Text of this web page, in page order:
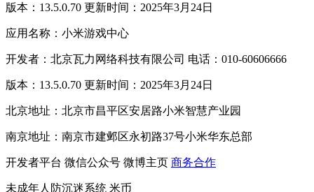
版本：13.5.0.70 更新时间：2025年3月24日
应用名称：小米游戏中心
开发者：北京瓦力网络科技有限公司 电话：010-60606666
版本：13.5.0.70 更新时间：2025年3月24日
北京地址：北京市昌平区安居路小米智慧产业园
南京地址：南京市建邺区永初路37号小米华东总部
开发者平台 微信公众号 微博主页 商务合作
未成年人防沉迷系统 米币